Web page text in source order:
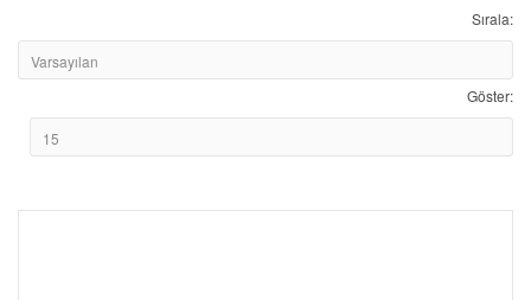
Sırala:
Göster: